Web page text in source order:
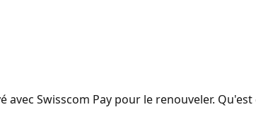
Swisscom Pay pour le renouveler.